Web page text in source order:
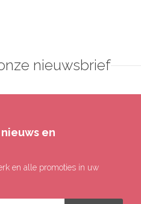
nieuwsbrief
en
en alle promoties in uw